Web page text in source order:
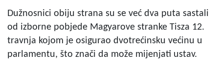
Dužnosnici obiju strana su se već dva puta sastali
od izborne pobjede Magyarove stranke Tisza 12.
travnja kojom je osigurao dvotrećinsku većinu u
parlamentu, što znači da može mijenjati ustav.